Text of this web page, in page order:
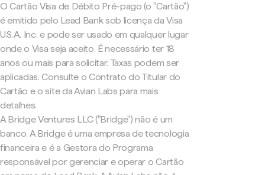
O Cartão Visa de Débito Pré-pago (o "Cartão")
é emitido pelo Lead Bank sob licença da Visa
U.S.A. Inc. e pode ser usado em qualquer lugar
onde o Visa seja aceito. É necessário ter 18
anos ou mais para solicitar. Taxas podem ser
aplicadas. Consulte o Contrato do Titular do
Cartão e o site da Avian Labs para mais
detalhes.
A Bridge Ventures LLC ("Bridge") não é um
banco. A Bridge é uma empresa de tecnologia
financeira e é a Gestora do Programa
responsável por gerenciar e operar o Cartão